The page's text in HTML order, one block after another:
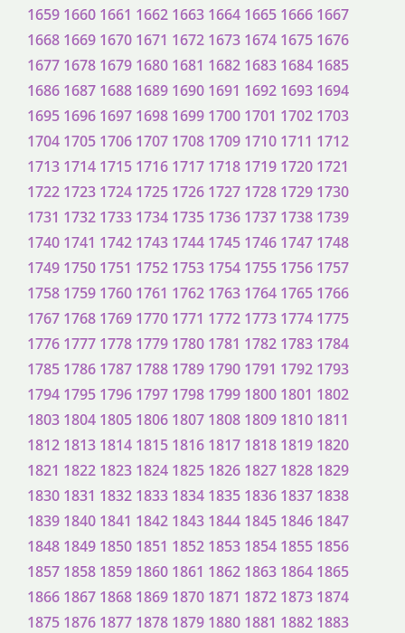
1659 1660 1661 1662 1663 1664 1665 1666 1667
1668 1669 1670 1671 1672 1673 1674 1675 1676
1677 1678 1679 1680 1681 1682 1683 1684 1685
1686 1687 1688 1689 1690 1691 1692 1693 1694
1695 1696 1697 1698 1699 1700 1701 1702 1703
1704 1705 1706 1707 1708 1709 1710 1711 1712
1713 1714 1715 1716 1717 1718 1719 1720 1721
1722 1723 1724 1725 1726 1727 1728 1729 1730
1731 1732 1733 1734 1735 1736 1737 1738 1739
1740 1741 1742 1743 1744 1745 1746 1747 1748
1749 1750 1751 1752 1753 1754 1755 1756 1757
1758 1759 1760 1761 1762 1763 1764 1765 1766
1767 1768 1769 1770 1771 1772 1773 1774 1775
1776 1777 1778 1779 1780 1781 1782 1783 1784
1785 1786 1787 1788 1789 1790 1791 1792 1793
1794 1795 1796 1797 1798 1799 1800 1801 1802
1803 1804 1805 1806 1807 1808 1809 1810 1811
1812 1813 1814 1815 1816 1817 1818 1819 1820
1821 1822 1823 1824 1825 1826 1827 1828 1829
1830 1831 1832 1833 1834 1835 1836 1837 1838
1839 1840 1841 1842 1843 1844 1845 1846 1847
1848 1849 1850 1851 1852 1853 1854 1855 1856
1857 1858 1859 1860 1861 1862 1863 1864 1865
1866 1867 1868 1869 1870 1871 1872 1873 1874
1875 1876 1877 1878 1879 1880 1881 1882 1883